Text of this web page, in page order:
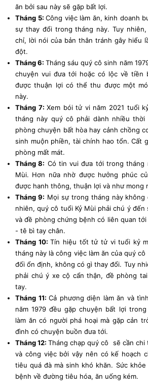
ăn bởi sau này sẽ gặp bất lợi.
Tháng 5:Công việc làm ăn, kinh doanh
sự thay đổi trong tháng này. Tuy
chỉ, lời nói của bản thân tránh gây hiểu
đột.
Tháng 6:Tháng sáu quý cô sinh năm
chuyện vui đưa tới hoặc có lộc về tiền
được thuận lợi có thể thu được một
này.
Tháng 7:Xem bói tử vi năm 2021 tuổi
tháng này quý cô phải dành nhiều
phòng chuyện bất hòa hay cảnh chồng
sinh muộn phiền, tài chính hao tổn. Cất
phòng mất mát.
Tháng 8: Có tin vui đưa tới trong tháng
Mùi. Hơn nữa nhờ được hưởng phúc
được hanh thông, thuận lợi và như mong
Tháng 9: Mọi sự trong tháng này
nhiên, quý cô tuổi Kỷ Mùi phải chú ý đến
và đề phòng chứng bệnh có liên quan
- tê bì tay chân.
Tháng 10:Tín hiệu tốt tử tử vi tuổi kỷ
tháng này là công việc làm ăn của quý
đối ổn định, không có gì thay đổi. Tuy
phải chú ý xe cộ cẩn thận, đề phòng
tay.
Tháng 11:Cả phương diện làm ăn và
năm 1979 đều gặp chuyện bất lợi
làm ăn có người phá hoại mà gặp cản
đình có chuyện buồn đưa tới.
Tháng 12:Tháng chạp quý cô sẽ cần chi
và công việc bởi vậy nên có kế hoạch
tiêu quá đà mà sinh khó khăn. Sức
bệnh về đường tiêu hóa, ăn uống kém.